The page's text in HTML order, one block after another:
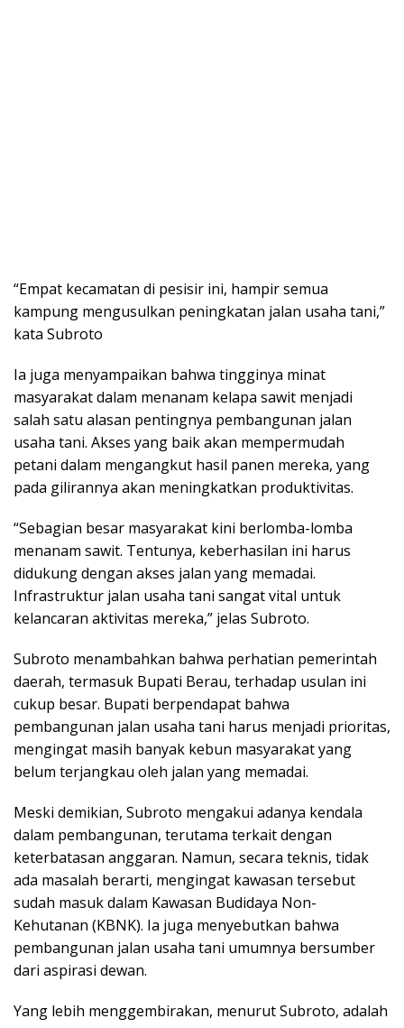
“Empat kecamatan di pesisir ini, hampir semua
kampung mengusulkan peningkatan jalan usaha tani,”
kata Subroto
Ia juga menyampaikan bahwa tingginya minat
masyarakat dalam menanam kelapa sawit menjadi
salah satu alasan pentingnya pembangunan jalan
usaha tani. Akses yang baik akan mempermudah
petani dalam mengangkut hasil panen mereka, yang
pada gilirannya akan meningkatkan produktivitas.
“Sebagian besar masyarakat kini berlomba-lomba
menanam sawit. Tentunya, keberhasilan ini harus
didukung dengan akses jalan yang memadai.
Infrastruktur jalan usaha tani sangat vital untuk
kelancaran aktivitas mereka,” jelas Subroto.
Subroto menambahkan bahwa perhatian pemerintah
daerah, termasuk Bupati Berau, terhadap usulan ini
cukup besar. Bupati berpendapat bahwa
pembangunan jalan usaha tani harus menjadi prioritas,
mengingat masih banyak kebun masyarakat yang
belum terjangkau oleh jalan yang memadai.
Meski demikian, Subroto mengakui adanya kendala
dalam pembangunan, terutama terkait dengan
keterbatasan anggaran. Namun, secara teknis, tidak
ada masalah berarti, mengingat kawasan tersebut
sudah masuk dalam Kawasan Budidaya Non-
Kehutanan (KBNK). Ia juga menyebutkan bahwa
pembangunan jalan usaha tani umumnya bersumber
dari aspirasi dewan.
Yang lebih menggembirakan, menurut Subroto, adalah